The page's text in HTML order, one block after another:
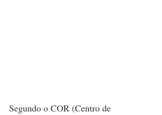
Segundo o COR (Centro de